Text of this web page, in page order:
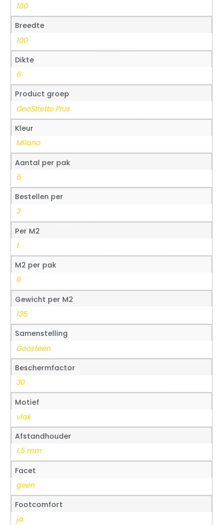
100
Breedte
100
Dikte
6
Product groep
GeoStretto Plus
Kleur
Milano
Aantal per pak
6
Bestellen per
3
Per M2
1
M2 per pak
6
Gewicht per M2
135
Samenstelling
Geosteen
Beschermfactor
30
Motief
vlak
Afstandhouder
1,5 mm
Facet
geen
Footcomfort
ja